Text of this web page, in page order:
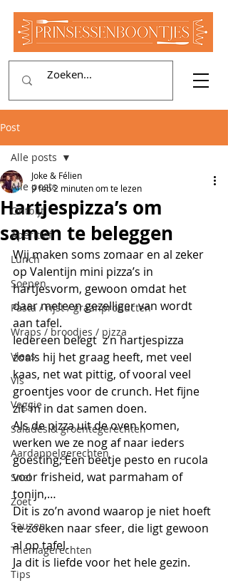
Post
Alle posts
Ontbijt
Aperitief
Lunch
Soepen
Pasta / rijst / graanproducten
Wraps / broodjes / pizza
Vlees
Vis
Veggie
Salades & groentegerechten
Aardappelgerechten
Snel
Zoet
Sauzen
Themagerechten
Tips
Alle posts
Hartjespizza’s om
samen te beleggen
Joke & Félien
9 feb2 minuten om te lezen
Wij maken soms zomaar en al zeker
op Valentijn mini pizza’s in
hartjesvorm, gewoon omdat het
daar meteen gezelliger van wordt
aan tafel.
Iedereen belegt  z’n hartjespizza
zoals hij het graag heeft, met veel
kaas, net wat pittig, of vooral veel
groentjes voor de crunch. Het fijne
zit ‘m in dat samen doen.
Als de pizza uit de oven komen,
werken we ze nog af naar ieders
goesting; Een beetje pesto en rucola
voor frisheid, wat parmaham of
tonijn,…
Dit is zo’n avond waarop je niet hoeft
te zoeken naar sfeer, die ligt gewoon
al op tafel.
Ja dit is liefde voor het hele gezin.